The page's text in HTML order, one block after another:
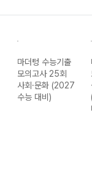
마더텅 수능기출
모의고사 25회
사회·문화 (2027
수능 대비)